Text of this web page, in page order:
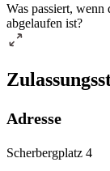
Was passiert,
abgelaufen ist?
Adresse
Scherbergplatz 4